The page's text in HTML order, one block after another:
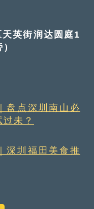
英街润达圆庭1
盘点深圳南山必
未？
深圳福田美食推